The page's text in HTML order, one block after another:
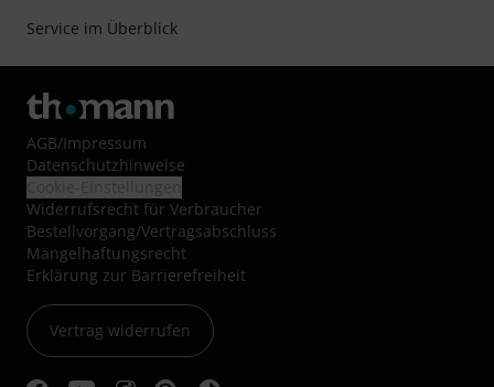
Service im Überblick
AGB/Impressum
Datenschutzhinweise
Widerrufsrecht für Verbraucher
Bestellvorgang/Vertragsabschluss
Mängelhaftungsrecht
Erklärung zur Barrierefreiheit
Vertrag widerrufen